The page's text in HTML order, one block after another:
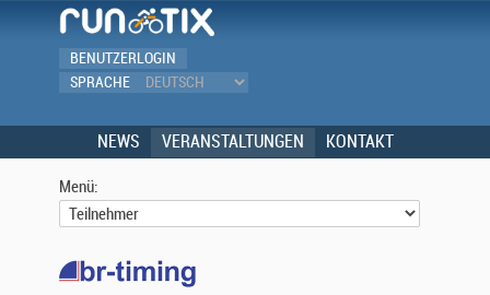
BENUTZERLOGIN
SPRACHE
NEWS VERANSTALTUNGEN KONTAKT
Menü: